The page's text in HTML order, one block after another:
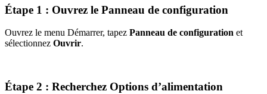
Étape 1 : Ouvrez le Panneau de configuration
Ouvrez le menu Démarrer, tapez Panneau de configuration et
sélectionnez Ouvrir.
Étape 2 : Recherchez Options d’alimentation